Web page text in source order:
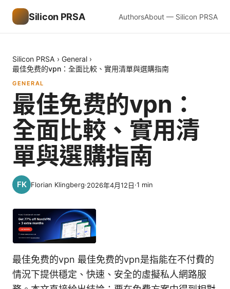
Silicon PRSA AuthorsAbout — Silicon PRSA
Silicon PRSA › General ›
最佳免费的vpn：全面比較、實用清單與選購指南
GENERAL
最佳免费的vpn：
全面比較、實用清
單與選購指南
Florian Klingberg·2026年4月12日·1 min
最佳免费的vpn 最佳免费的vpn是指能在不付費的
情況下提供穩定、快速、安全的虛擬私人網路服